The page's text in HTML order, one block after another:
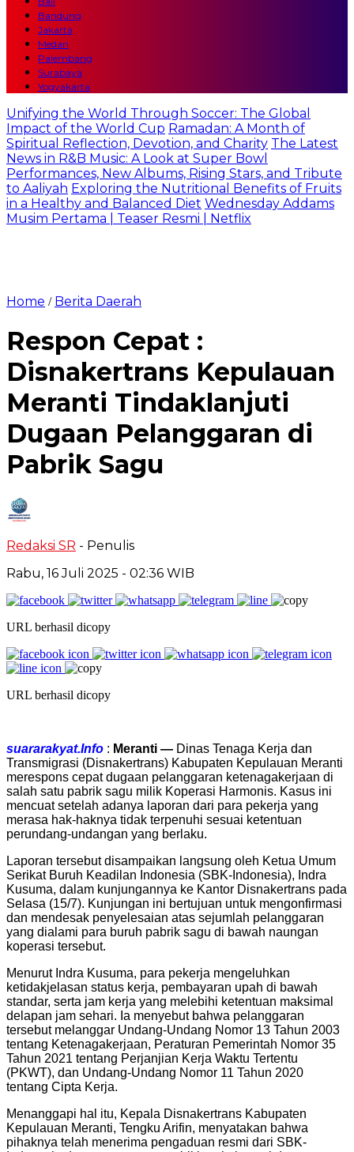
Bandung
Jakarta
Medan
Palembang
Surabaya
Yogyakarta
Unifying the World Through Soccer: The Global
Impact of the World Cup Ramadan: A Month of
Spiritual Reflection, Devotion, and Charity The Latest
News in R&B Music: A Look at Super Bowl
Performances, New Albums, Rising Stars, and Tribute
to Aaliyah Exploring the Nutritional Benefits of Fruits
in a Healthy and Balanced Diet Wednesday Addams
Musim Pertama | Teaser Resmi | Netflix
Home / Berita Daerah
Respon Cepat :
Disnakertrans Kepulauan
Meranti Tindaklanjuti
Dugaan Pelanggaran di
Pabrik Sagu
Redaksi SR - Penulis
Rabu, 16 Juli 2025 - 02:36 WIB
URL berhasil dicopy
URL berhasil dicopy
suararakyat.Info : Meranti — Dinas Tenaga Kerja dan
Transmigrasi (Disnakertrans) Kabupaten Kepulauan Meranti
merespons cepat dugaan pelanggaran ketenagakerjaan di
salah satu pabrik sagu milik Koperasi Harmonis. Kasus ini
mencuat setelah adanya laporan dari para pekerja yang
merasa hak-haknya tidak terpenuhi sesuai ketentuan
perundang-undangan yang berlaku.
Laporan tersebut disampaikan langsung oleh Ketua Umum
Serikat Buruh Keadilan Indonesia (SBK-Indonesia), Indra
Kusuma, dalam kunjungannya ke Kantor Disnakertrans pada
Selasa (15/7). Kunjungan ini bertujuan untuk mengonfirmasi
dan mendesak penyelesaian atas sejumlah pelanggaran
yang dialami para buruh pabrik sagu di bawah naungan
koperasi tersebut.
Menurut Indra Kusuma, para pekerja mengeluhkan
ketidakjelasan status kerja, pembayaran upah di bawah
standar, serta jam kerja yang melebihi ketentuan maksimal
delapan jam sehari. Ia menyebut bahwa pelanggaran
tersebut melanggar Undang-Undang Nomor 13 Tahun 2003
tentang Ketenagakerjaan, Peraturan Pemerintah Nomor 35
Tahun 2021 tentang Perjanjian Kerja Waktu Tertentu
(PKWT), dan Undang-Undang Nomor 11 Tahun 2020
tentang Cipta Kerja.
Menanggapi hal itu, Kepala Disnakertrans Kabupaten
Kepulauan Meranti, Tengku Arifin, menyatakan bahwa
pihaknya telah menerima pengaduan resmi dari SBK-